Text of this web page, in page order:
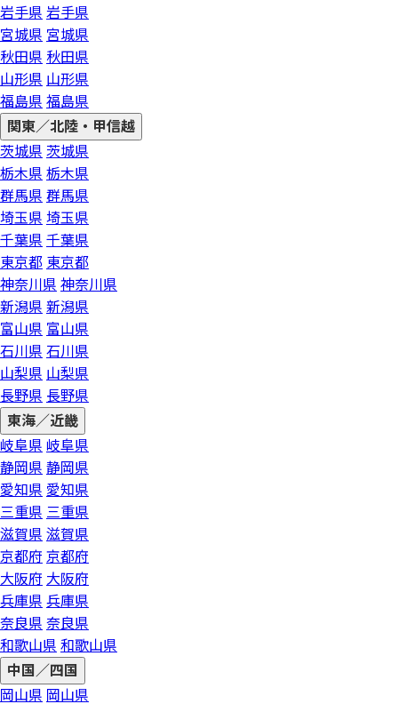
岩手県 岩手県
宮城県 宮城県
秋田県 秋田県
山形県 山形県
福島県 福島県
関東／北陸・甲信越
茨城県 茨城県
栃木県 栃木県
群馬県 群馬県
埼玉県 埼玉県
千葉県 千葉県
東京都 東京都
神奈川県 神奈川県
新潟県 新潟県
富山県 富山県
石川県 石川県
山梨県 山梨県
長野県 長野県
東海／近畿
岐阜県 岐阜県
静岡県 静岡県
愛知県 愛知県
三重県 三重県
滋賀県 滋賀県
京都府 京都府
大阪府 大阪府
兵庫県 兵庫県
奈良県 奈良県
和歌山県 和歌山県
中国／四国
岡山県 岡山県